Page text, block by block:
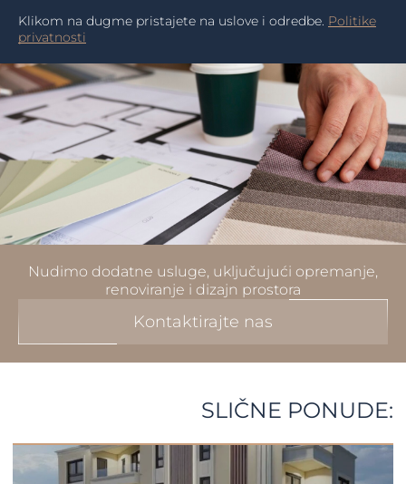
Klikom na dugme pristajete na uslove i odredbe. Politike
privatnosti
Nudimo dodatne usluge, uključujući opremanje,
renoviranje i dizajn prostora
Kontaktirajte nas
SLIČNE PONUDE: